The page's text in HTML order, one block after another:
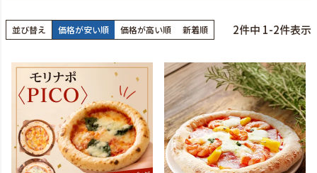
並び替え 価格が安い順 価格が高い順 新着順 2件中 1-2件表示